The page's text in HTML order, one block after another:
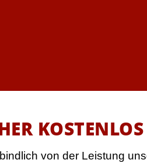
von der Leistung